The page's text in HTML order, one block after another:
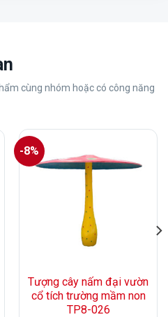
cùng nhóm hoặc có công năng
-8%
Tượng cây nấm đại vườn
cổ tích trường mầm non
TP8-026